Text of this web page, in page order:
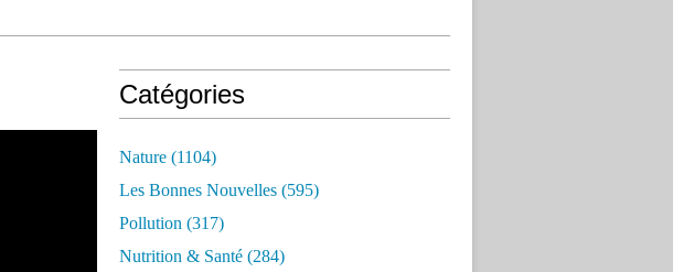
Catégories
Nature (1104)
Les Bonnes Nouvelles (595)
Pollution (317)
Nutrition & Santé (284)